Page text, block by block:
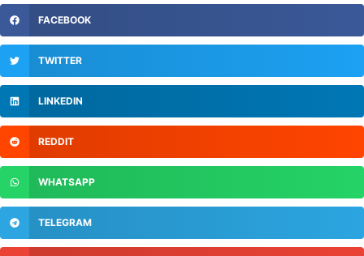
FACEBOOK
TWITTER
LINKEDIN
REDDIT
WHATSAPP
TELEGRAM